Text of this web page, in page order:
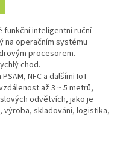
funkční inteligentní ruční
na operačním systému
procesorem.
chod.
NFC a dalšími IoT
až 3 ~ 5 metrů,
odvětvích, jako je
skladování, logistika,